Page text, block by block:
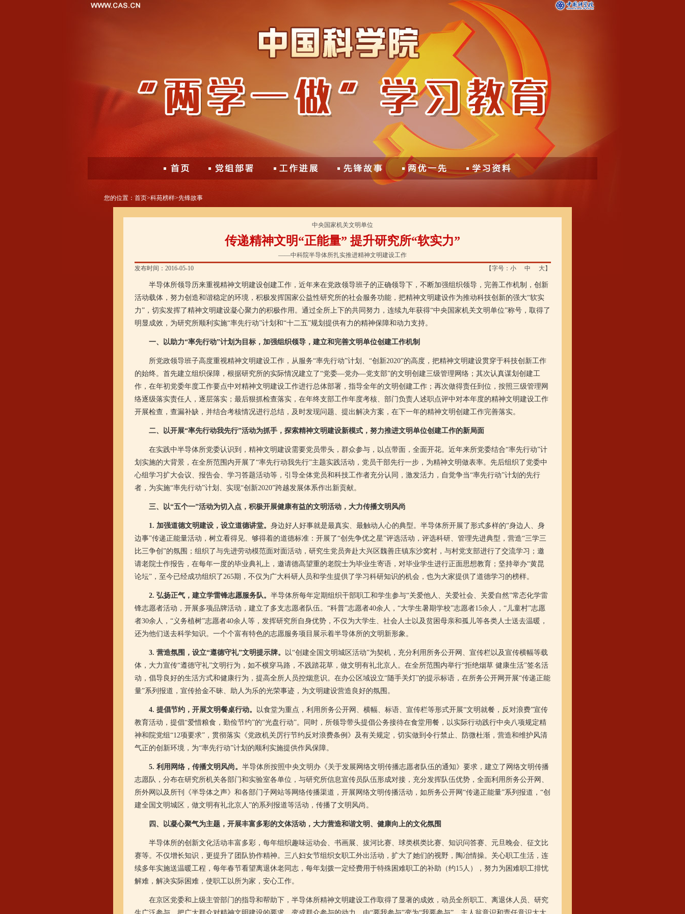
您的位置： 首页>科苑榜样>先锋故事
中央国家机关文明单位
传递精神文明“正能量” 提升研究所“软实力”
——中科院半导体所扎实推进精神文明建设工作
发布时间：2016-05-10
【字号： 小 中 大】
半导体所领导历来重视精神文明建设创建工作，近年来在党政领导班子的正确领导下，不断加强组织领导，完善工作机制，创新
活动载体，努力创造和谐稳定的环境，积极发挥国家公益性研究所的社会服务功能，把精神文明建设作为推动科技创新的强大“软实
力”，切实发挥了精神文明建设凝心聚力的积极作用。通过全所上下的共同努力，连续九年获得“中央国家机关文明单位”称号，取得了
明显成效，为研究所顺利实施“率先行动”计划和“十二五”规划提供有力的精神保障和动力支持。
一、以助力“率先行动”计划为目标，加强组织领导，建立和完善文明单位创建工作机制
所党政领导班子高度重视精神文明建设工作，从服务“率先行动”计划、“创新2020”的高度，把精神文明建设贯穿于科技创新工作
的始终。首先建立组织保障，根据研究所的实际情况建立了“党委—党办—党支部”的文明创建三级管理网络；其次认真谋划创建工
作，在年初党委年度工作要点中对精神文明建设工作进行总体部署，指导全年的文明创建工作；再次做得责任到位，按照三级管理网
络逐级落实责任人，逐层落实；最后狠抓检查落实，在年终支部工作年度考核、部门负责人述职点评中对本年度的精神文明建设工作
开展检查，查漏补缺，并结合考核情况进行总结，及时发现问题、提出解决方案，在下一年的精神文明创建工作完善落实。
二、以开展“率先行动我先行”活动为抓手，探索精神文明建设新模式，努力推进文明单位创建工作的新局面
在实践中半导体所党委认识到，精神文明建设需要党员带头，群众参与，以点带面，全面开花。近年来所党委结合“率先行动”计
划实施的大背景，在全所范围内开展了“率先行动我先行”主题实践活动，党员干部先行一步，为精神文明做表率。先后组织了党委中
心组学习扩大会议、报告会、学习答题活动等，引导全体党员和科技工作者充分认同，激发活力，自觉争当“率先行动”计划的先行
者，为实施“率先行动”计划、实现“创新2020”跨越发展体系作出新贡献。
三、以“五个一”活动为切入点，积极开展健康有益的文明活动，大力传播文明风尚
1. 加强道德文明建设，设立道德讲堂。 身边好人好事就是最真实、最触动人心的典型。半导体所开展了形式多样的“身边人、身
边事”传递正能量活动，树立看得见、够得着的道德标准：开展了“创先争优之星”评选活动，评选科研、管理先进典型，营造“三学三
比三争创”的氛围；组织了与先进劳动模范面对面活动，研究生党员奔赴大兴区魏善庄镇东沙窝村，与村党支部进行了交流学习；邀
请老院士作报告，在每年一度的毕业典礼上，邀请德高望重的老院士为毕业生寄语，对毕业学生进行正面思想教育；坚持举办“黄昆
论坛”，至今已经成功组织了265期，不仅为广大科研人员和学生提供了学习科研知识的机会，也为大家提供了道德学习的榜样。
2. 弘扬正气，建立学雷锋志愿服务队。 半导体所每年定期组织干部职工和学生参与“关爱他人、关爱社会、关爱自然”常态化学雷
锋志愿者活动，开展多项品牌活动，建立了多支志愿者队伍。“科普”志愿者40余人，“大学生暑期学校”志愿者15余人，“儿童村”志愿
者30余人，“义务植树”志愿者40余人等，发挥研究所自身优势，不仅为大学生、社会人士以及贫困母亲和孤儿等各类人士送去温暖，
还为他们送去科学知识。一个个富有特色的志愿服务项目展示着半导体所的文明新形象。
3. 营造氛围，设立“遵德守礼”文明提示牌。
以“创建全国文明城区活动”为契机，充分利用所务公开网、宣传栏以及宣传横幅等载
体，大力宣传“遵德守礼”文明行为，如不横穿马路，不践踏花草，做文明有礼北京人。在全所范围内举行“拒绝烟草 健康生活”签名活
动，倡导良好的生活方式和健康行为，提高全所人员控烟意识。在办公区域设立“随手关灯”的提示标语，在所务公开网开展“传递正能
量”系列报道，宣传拾金不昧、助人为乐的光荣事迹，为文明建设营造良好的氛围。
4. 提倡节约，开展文明餐桌行动。
以食堂为重点，利用所务公开网、横幅、标语、宣传栏等形式开展“文明就餐，反对浪费”宣传
教育活动，提倡“爱惜粮食，勤俭节约”的“光盘行动”。同时，所领导带头提倡公务接待在食堂用餐，以实际行动践行中央八项规定精
神和院党组“12项要求”，贯彻落实《党政机关厉行节约反对浪费条例》及有关规定，切实做到令行禁止、防微杜渐，营造和维护风清
气正的创新环境，为“率先行动”计划的顺利实施提供作风保障。
5. 利用网络，传播文明风尚。 半导体所按照中央文明办《关于发展网络文明传播志愿者队伍的通知》要求，建立了网络文明传播
志愿队，分布在研究所机关各部门和实验室各单位，与研究所信息宣传员队伍形成对接，充分发挥队伍优势，全面利用所务公开网、
所外网以及所刊《半导体之声》和各部门子网站等网络传播渠道，开展网络文明传播活动，如所务公开网“传递正能量”系列报道，“创
建全国文明城区，做文明有礼北京人”的系列报道等活动，传播了文明风尚。
四、以凝心聚气为主题，开展丰富多彩的文体活动，大力营造和谐文明、健康向上的文化氛围
半导体所的创新文化活动丰富多彩，每年组织趣味运动会、书画展、拔河比赛、球类棋类比赛、知识问答赛、元旦晚会、征文比
赛等。不仅增长知识，更提升了团队协作精神。三八妇女节组织女职工外出活动，扩大了她们的视野，陶冶情操。关心职工生活，连
续多年实施送温暖工程，每年春节看望离退休老同志，每年划拨一定经费用于特殊困难职工的补助（约15人），努力为困难职工排忧
解难，解决实际困难，使职工以所为家，安心工作。
在京区党委和上级主管部门的指导和帮助下，半导体所精神文明建设工作取得了显著的成效，动员全所职工、离退休人员、研究